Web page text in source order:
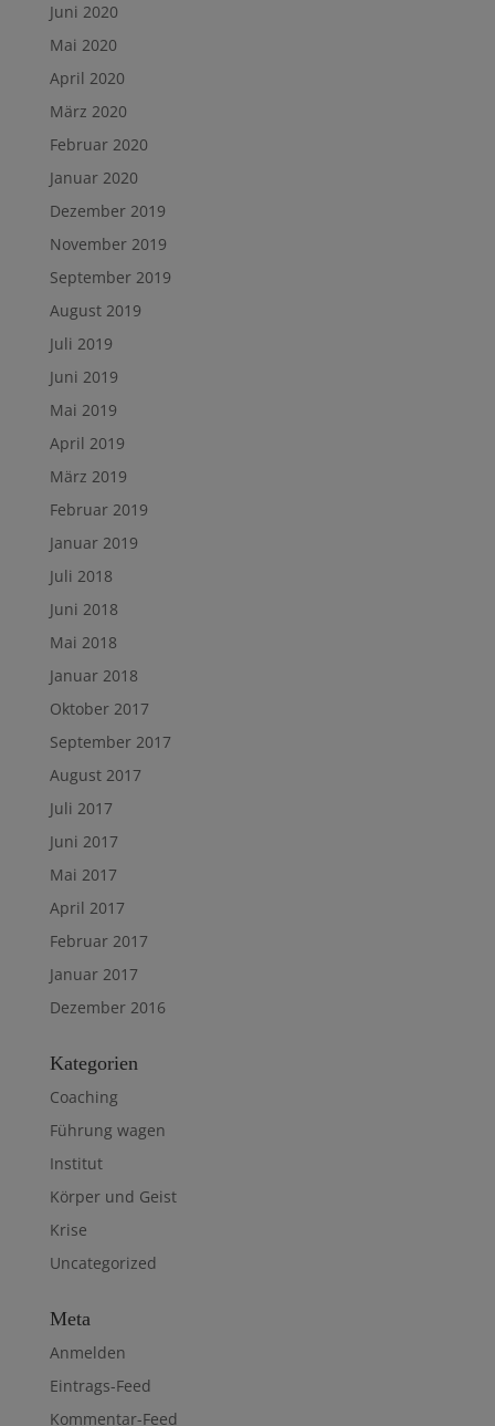
Juni 2020
Mai 2020
April 2020
März 2020
Februar 2020
Januar 2020
Dezember 2019
November 2019
September 2019
August 2019
Juli 2019
Juni 2019
Mai 2019
April 2019
März 2019
Februar 2019
Januar 2019
Juli 2018
Juni 2018
Mai 2018
Januar 2018
Oktober 2017
September 2017
August 2017
Juli 2017
Juni 2017
Mai 2017
April 2017
Februar 2017
Januar 2017
Dezember 2016
Kategorien
Coaching
Führung wagen
Institut
Körper und Geist
Krise
Uncategorized
Meta
Anmelden
Eintrags-Feed
Kommentar-Feed